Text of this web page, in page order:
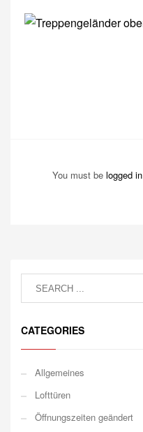
You must be logged in
CATEGORIES
Allgemeines
Lofttüren
Öffnungszeiten geändert